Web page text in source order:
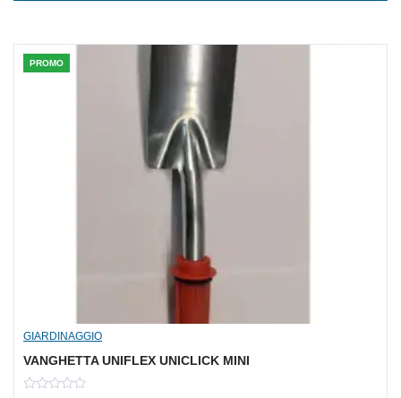
PROMO
GIARDINAGGIO
VANGHETTA UNIFLEX UNICLICK MINI